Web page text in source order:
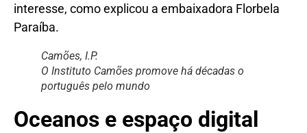
interesse, como explicou a embaixadora Florbela
Paraíba.
Camões, I.P.
O Instituto Camões promove há décadas o
português pelo mundo
Oceanos e espaço digital